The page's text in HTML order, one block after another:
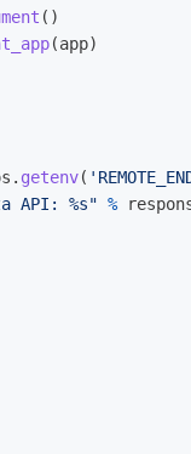
()
(app)
. getenv( '
API: %s" %